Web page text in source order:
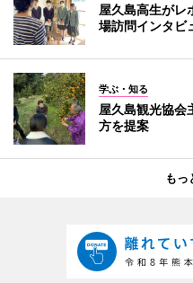
屋久島高生が
場訪問インタビ
学ぶ・知る
屋久島観光協会
方を提案
もっ